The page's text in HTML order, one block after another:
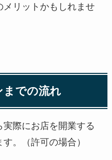
リットかもしれませ
までの流れ
際にお店を開業する
。（許可の場合）